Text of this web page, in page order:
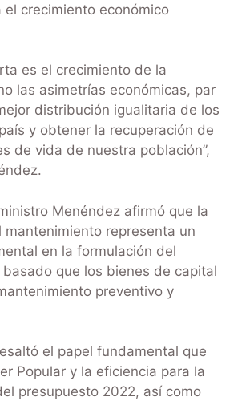
el crecimiento económico
es el crecimiento de la
las asimetrías económicas, par
distribución igualitaria de los
y obtener la recuperación de
de vida de nuestra población”,
Menéndez afirmó que la
mantenimiento representa un
en la formulación del
que los bienes de capital
preventivo y
el papel fundamental que
Popular y la eficiencia para la
presupuesto 2022, así como